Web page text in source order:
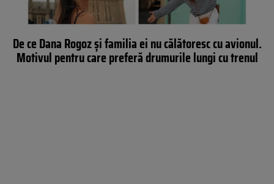
De ce Dana Rogoz și familia ei nu călătoresc cu avionul.
Motivul pentru care preferă drumurile lungi cu trenul